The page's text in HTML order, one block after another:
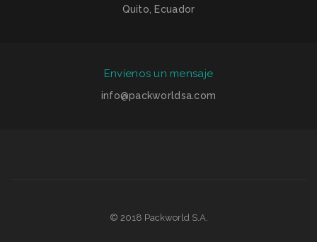
Quito, Ecuador
Envíenos un mensaje
info@packworldsa.com
© 2018 Packworld S.A.